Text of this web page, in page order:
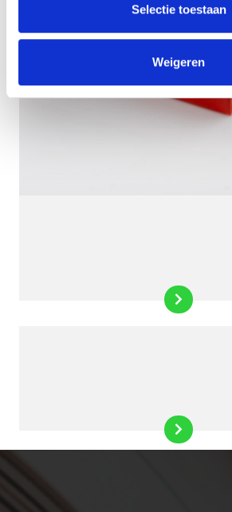
Selectie toestaan
Weigeren